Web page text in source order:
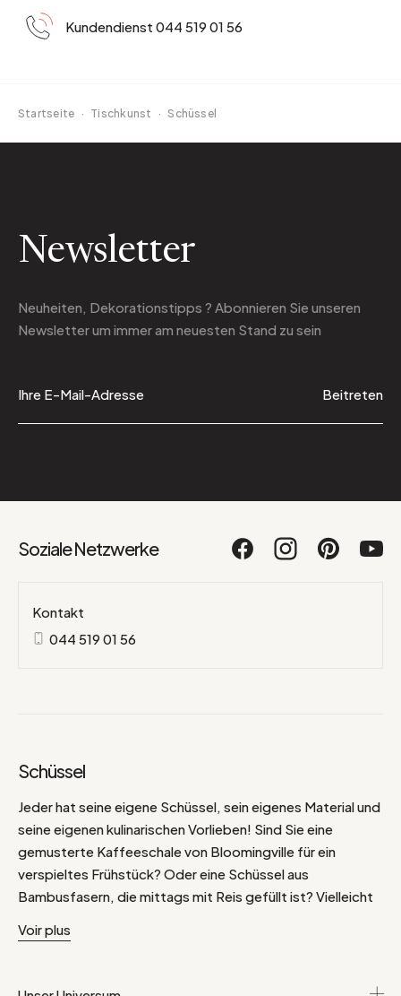
Kundendienst 044 519 01 56
Startseite · Tischkunst · Schüssel
Newsletter
Neuheiten, Dekorationstipps ? Abonnieren Sie unseren
Newsletterum immer am neuesten Stand zu sein
Beitreten
Soziale Netzwerke
Kontakt
044 519 01 56
Schüssel
Jeder hat seine eigene Schüssel, sein eigenes Material und
seine eigenen kulinarischen Vorlieben! Sind Sie eine
gemusterte Kaffeeschale von Bloomingville für ein
verspieltes Frühstück? Oder eine Schüssel aus
Bambusfasern, die mittags mit Reis gefüllt ist? Vielleicht
Steingut, um daraus vor dem Schlafengehen eine Suppe
Voir plus